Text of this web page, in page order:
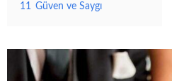
11 Güven ve Saygı